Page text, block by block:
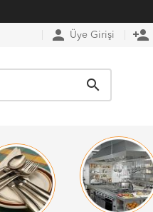
person Üye Girişi person_add
search